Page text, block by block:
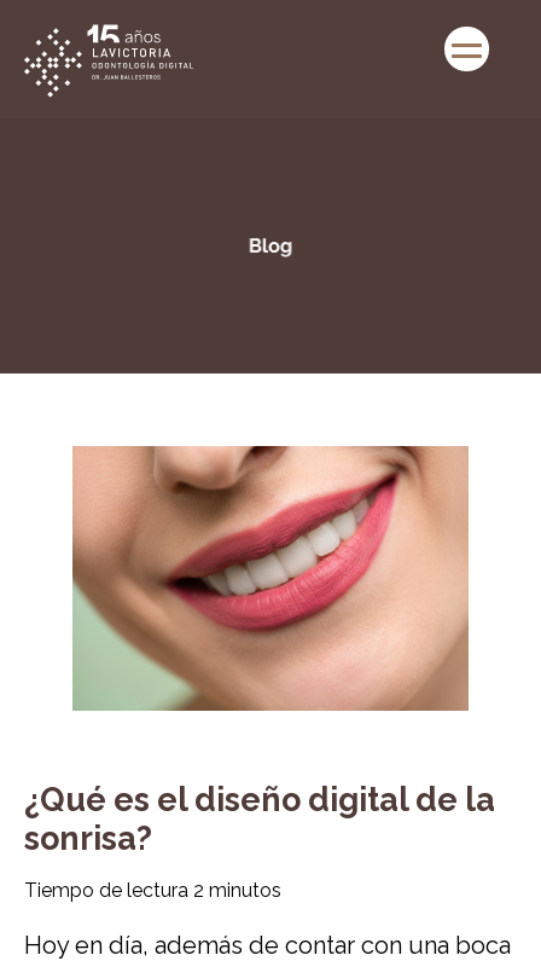
¿Qué es el diseño digital de la
sonrisa?
Tiempo de lectura 2 minutos
Hoy en día, además de contar con una boca